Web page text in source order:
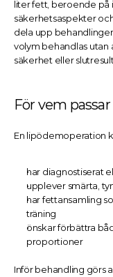
liter fett, beroende på
säkerhetsaspekter
dela upp
volym behandlas
säkerhet eller
För vem
En lipödemoperation
har diagnostiserat
upplever smärta,
har fettansamling
träning
önskar förbättra
proportioner
Inför behandling görs